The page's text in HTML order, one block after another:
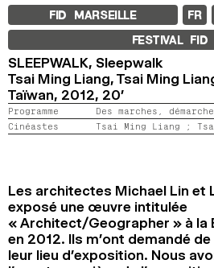
FID MARSEILLE FR
À PROPOS
LE FID À L’ANNÉE
ÉDUCATION À L’IMAGE
À L’INTERNATIONAL
LIVRES ET REVUES
LES ENGAGEMENTS
PARTENAIRES FID 37
PROGRAMMATION
RÉTROSPECTIVE
FOCUS
JURY ET PRIX
PROS ET PRESSE
TARIFS
CALENDRIER
FESTIVAL FID
SLEEPWALK, Sleepwalk
Tsai Ming Liang, Tsai Ming
Taïwan, 2012, 20’
Programme
Des marches,
Cinéastes
Tsai Ming Liang ;
Les architectes Michael Lin et
exposé une œuvre intitulée
« Architect/Geographer » à la
en 2012. Ils m’ont demandé
leur lieu d’exposition. Nous